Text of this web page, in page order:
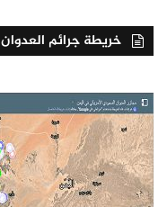
خريطة جرائم العدوان